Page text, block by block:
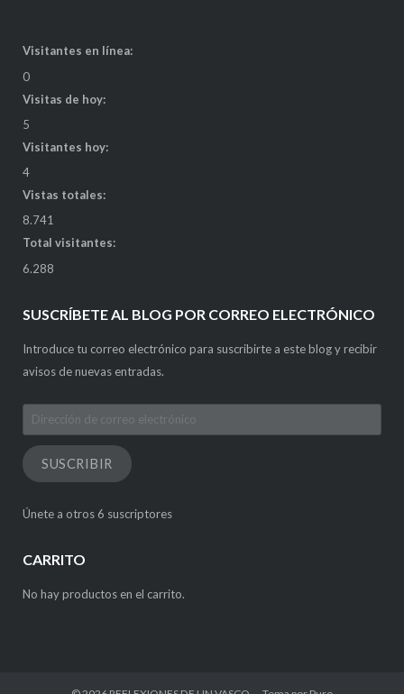
Visitantes en línea:
0
Visitas de hoy:
5
Visitantes hoy:
4
Vistas totales:
8.741
Total visitantes:
6.288
SUSCRÍBETE AL BLOG POR CORREO ELECTRÓNICO
Introduce tu correo electrónico para suscribirte a este blog y recibir
avisos de nuevas entradas.
Dirección
de
correo
electrónico
SUSCRIBIR
Únete a otros 6 suscriptores
CARRITO
No hay productos en el carrito.